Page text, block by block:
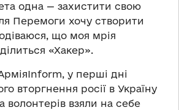
одна — захистити свою
Перемоги хочу створити
що моя мрія
«Хакер».
у перші дні
вторгнення росії в Україну
волонтерів взяли на себе